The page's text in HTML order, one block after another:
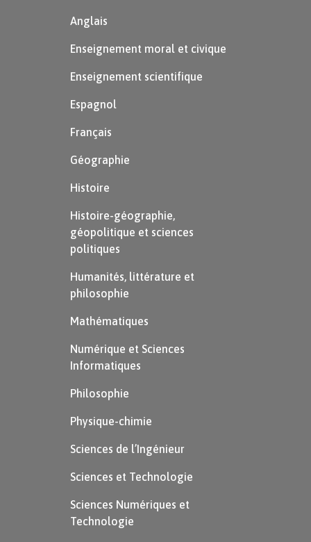
Anglais
Enseignement moral et civique
Enseignement scientifique
Espagnol
Français
Géographie
Histoire
Histoire-géographie,
géopolitique et sciences
politiques
Humanités, littérature et
philosophie
Mathématiques
Numérique et Sciences
Informatiques
Philosophie
Physique-chimie
Sciences de l’Ingénieur
Sciences et Technologie
Sciences Numériques et
Technologie